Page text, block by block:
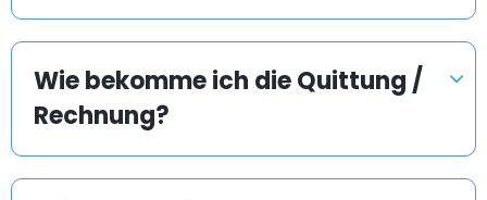
Wie bekomme ich die Quittung /
Rechnung?